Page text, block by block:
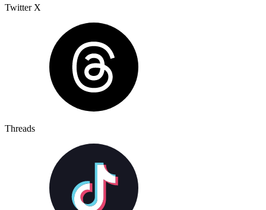
Twitter X
Threads